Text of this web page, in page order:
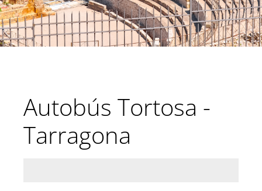
Autobús Tortosa -
Tarragona